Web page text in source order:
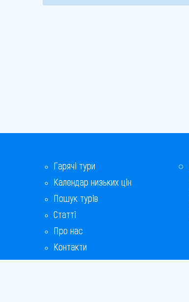
Гарячі тури
Календар низьких цін
Пошук турів
Статті
Про нас
Контакти
Бонусна програма